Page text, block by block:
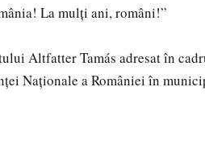
La mulți ani, români!”
Altfatter Tamás adresat în
Naționale a României în